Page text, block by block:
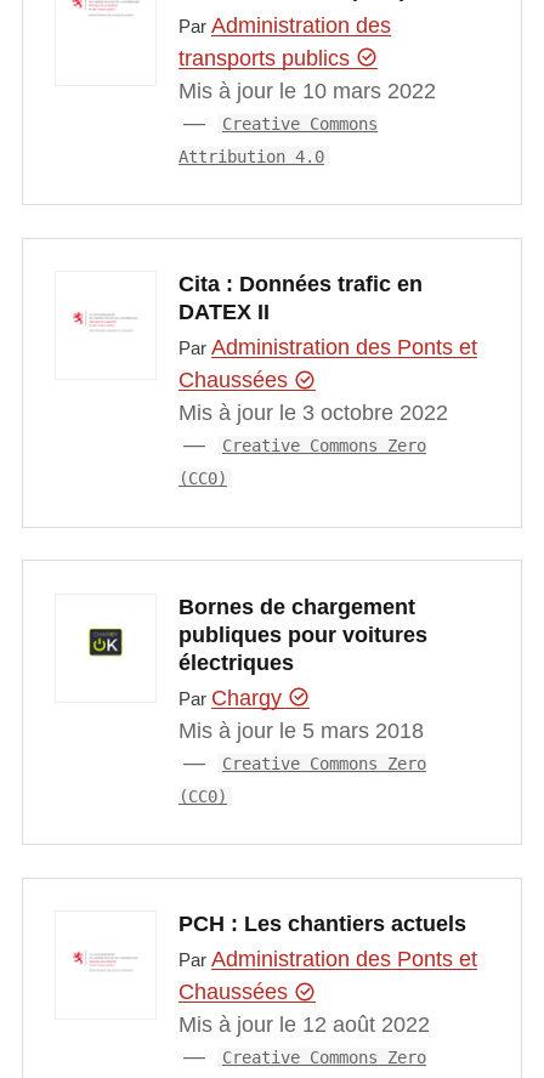
Par Administration des
transports publics
Mis à jour le 10 mars 2022
Creative Commons
Attribution 4.0
Cita : Données trafic en
DATEX II
Par Administration des Ponts et
Chaussées
Mis à jour le 3 octobre 2022
Creative Commons Zero
(CC0)
Bornes de chargement
publiques pour voitures
électriques
Par Chargy
Mis à jour le 5 mars 2018
Creative Commons Zero
(CC0)
PCH : Les chantiers actuels
Par Administration des Ponts et
Chaussées
Mis à jour le 12 août 2022
Creative Commons Zero